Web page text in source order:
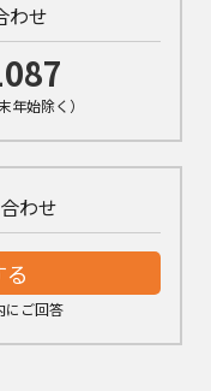
わせ
始除く）
わせ
にご回答